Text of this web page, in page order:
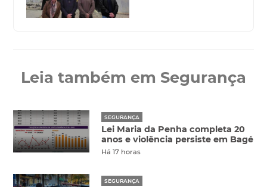
Leia também em Segurança
SEGURANÇA
Lei Maria da Penha completa 20
anos e violência persiste em Bagé
Há 17 horas
SEGURANÇA